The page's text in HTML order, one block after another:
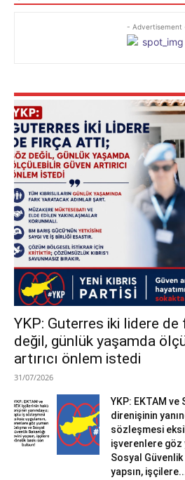
- Advertisement
YKP: Guterres iki lidere de
değil, günlük yaşamda
artırıcı önlem istedi
31/07/2026
YKP: EKTAM ve
direnişinin
sözleşmesi
işverenlere göz
Sosyal Güvenlik
yapsın,